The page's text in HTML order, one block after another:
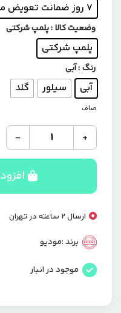
۷ روز ضمانت تعویض مستر موبایل
وضعیت کالا: پلمپ شرکتی
پلمپ شرکتی
رنگ: آبی
آبی سیلور گلد
صاف
+تبلت
لپ
تاپ
برند
اینووا
10
حافظه
64
4
-
ارسال 2 ساعته در تهران
برند :مودیو
موجود در انبار